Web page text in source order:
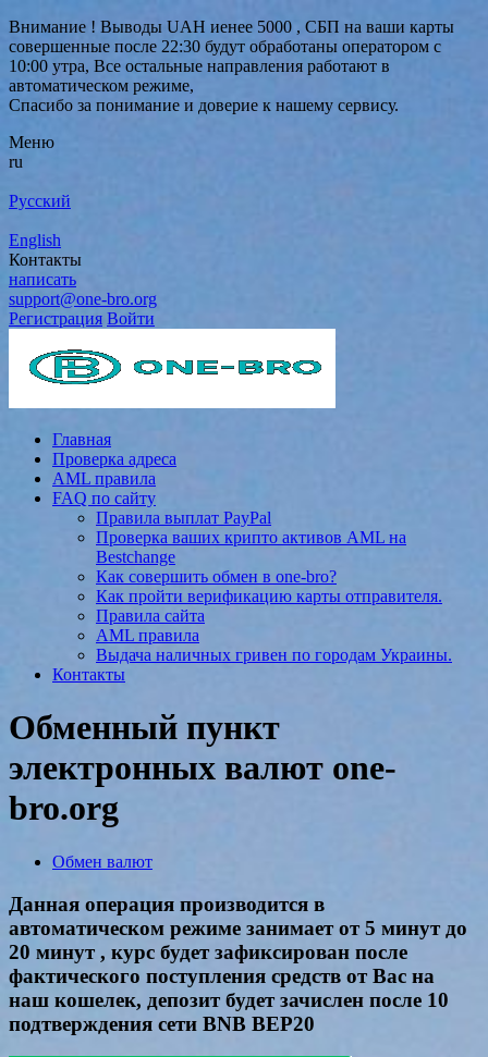
Внимание ! Выводы UAH иенее 5000 , СБП на ваши карты
совершенные после 22:30 будут обработаны оператором с
10:00 утра, Все остальные направления работают в
автоматическом режиме,
Спасибо за понимание и доверие к нашему сервису.
Меню
ru
Русский
English
Контакты
написать
support@one-bro.org
Регистрация Войти
Главная
Проверка адреса
AML правила
FAQ по сайту
Правила выплат PayPal
Проверка ваших крипто активов AML на
Bestchange
Как совершить обмен в one-bro?
Как пройти верификацию карты отправителя.
Правила сайта
AML правила
Выдача наличных гривен по городам Украины.
Контакты
Обменный пункт
электронных валют one-
bro.org
Обмен валют
Данная операция производится в
автоматическом режиме занимает от 5 минут до
20 минут , курс будет зафиксирован после
фактического поступления средств от Вас на
наш кошелек, депозит будет зачислен после 10
подтверждения сети BNB BEP20